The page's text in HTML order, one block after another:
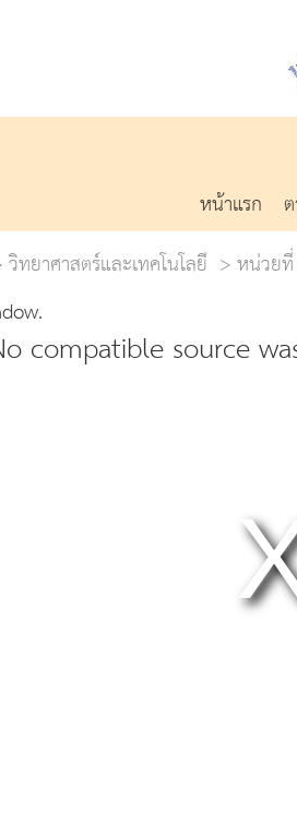
หน้าแรก
วิทยาศาสตร์และเทคโนโลยี หน่วย
compatible source